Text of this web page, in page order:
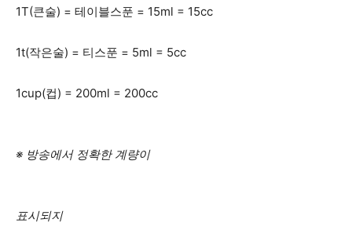
1T(큰술) = 테이블스푼 = 15ml = 15cc
1t(작은술) = 티스푼 = 5ml = 5cc
1cup(컵) = 200ml = 200cc
※ 방송에서 정확한 계량이
표시되지